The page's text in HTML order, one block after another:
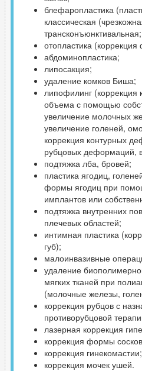
блефаропластика
классическая
трансконъюнктивальная;
отопластика
абдоминопластика;
липосакция;
удаление комков Биша;
липофилинг (коррекция
объема с помощью
увеличение молочных
увеличение голеней,
коррекция контурных
рубцовых деформаций,
подтяжка лба, бровей;
пластика ягодиц,
формы ягодиц при
имплантов или
подтяжка внутренних
плечевых областей;
интимная пластика
губ);
малоинвазивные
удаление
мягких тканей при
(молочные железы,
коррекция рубцов с
противорубцовой
лазерная коррекция
коррекция формы
коррекция гинекомастии;
коррекция мочек ушей.